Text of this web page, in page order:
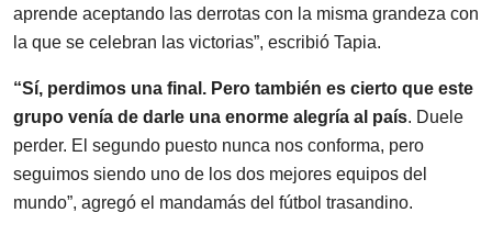
aprende aceptando las derrotas con la misma grandeza con
la que se celebran las victorias”, escribió Tapia.
“Sí, perdimos una final. Pero también es cierto que este
grupo venía de darle una enorme alegría al país. Duele
perder. El segundo puesto nunca nos conforma, pero
seguimos siendo uno de los dos mejores equipos del
mundo”, agregó el mandamás del fútbol trasandino.